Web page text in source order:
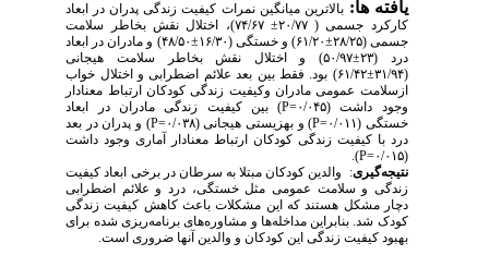
بالاترین میانگین نمرات کیفیت زندگی پدران در ابعاد
۷۴/۶۷
)، اختلال نقش بخاطر سلامت
±
۴۸/۵۰) و مادران در ابعاد
۵۰/۹۷) و اختلال نقش بخاطر سلامت هیجانی
۶۱/۴۲) بود. فقط بین بعد علائم اضطرابی و اختلال خواب
مادران وکیفیت زندگی کودکان ارتباط معنادار
وجود داشت (P=۰/۰۴۵) بین کیفیت زندگی مادران در ابعاد
و بهزیستی هیجانی (P=۰/۰۳۸) و پدران در بعد
زندگی کودکان ارتباط معنادار آماری وجود داشت
والدین کودکان مبتلا به سرطان در برخی ابعاد کیفیت
عمومی مثل خستگی، درد و علائم اضطرابی
هستند که این مشکلات باعث کاهش کیفیت زندگی
ها و مشاورههای برنامهریزی شده برای
زندگی این کودکان و والدین آنها ضروری است.